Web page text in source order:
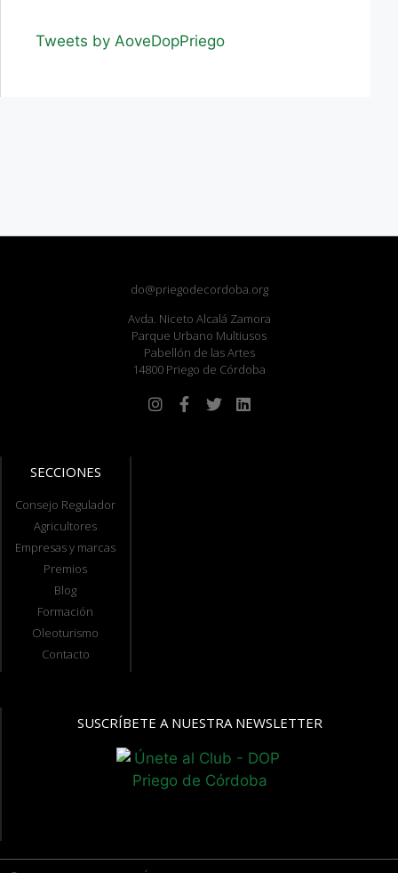
Tweets by AoveDopPriego
do@priegodecordoba.org
Avda. Niceto Alcalá Zamora
Parque Urbano Multiusos
Pabellón de las Artes
14800 Priego de Córdoba
SECCIONES
Consejo Regulador
Agricultores
Empresas y marcas
Premios
Blog
Formación
Oleoturismo
Contacto
SUSCRÍBETE A NUESTRA NEWSLETTER